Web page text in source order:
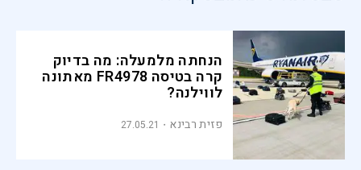
הנחתה מלמעלה: מה בדיוק
קרה בטיסה FR4978 מאתונה
לווילנה?
פזית רבינא 27.05.21